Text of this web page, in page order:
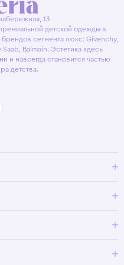
13
детской одежды в
сегмента люкс: Givenchy,
Balmain. Эстетика здесь
и навсегда становится частью
детства.